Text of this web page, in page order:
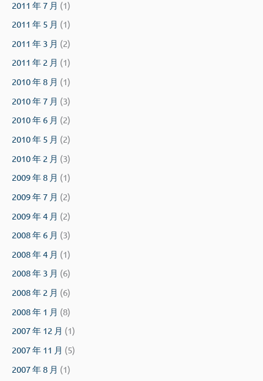
2011 年 7 月 (1)
2011 年 5 月 (1)
2011 年 3 月 (2)
2011 年 2 月 (1)
2010 年 8 月 (1)
2010 年 7 月 (3)
2010 年 6 月 (2)
2010 年 5 月 (2)
2010 年 2 月 (3)
2009 年 8 月 (1)
2009 年 7 月 (2)
2009 年 4 月 (2)
2008 年 6 月 (3)
2008 年 4 月 (1)
2008 年 3 月 (6)
2008 年 2 月 (6)
2008 年 1 月 (8)
2007 年 12 月 (1)
2007 年 11 月 (5)
2007 年 8 月 (1)